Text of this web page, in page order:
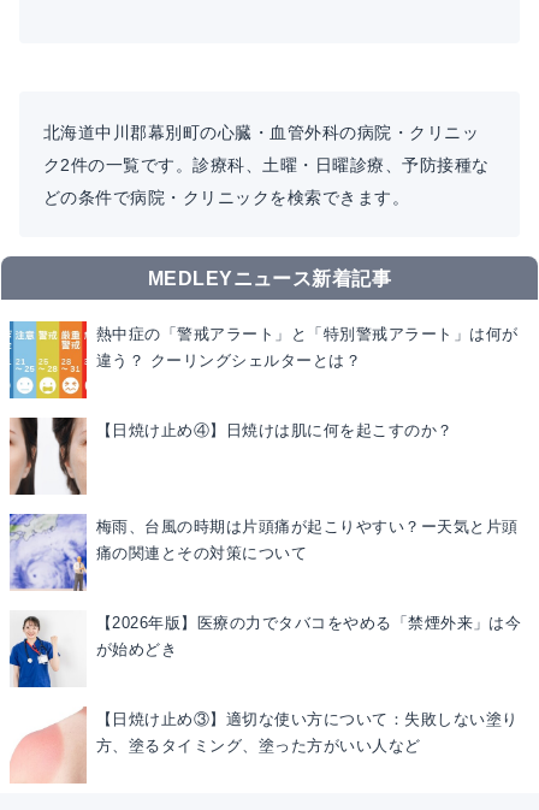
北海道中川郡幕別町の心臓・血管外科の病院・クリニッ
ク2件の一覧です。診療科、土曜・日曜診療、予防接種な
どの条件で病院・クリニックを検索できます。
MEDLEYニュース新着記事
熱中症の「警戒アラート」と「特別警戒アラート」は何が
違う？ クーリングシェルターとは？
【日焼け止め④】日焼けは肌に何を起こすのか？
梅雨、台風の時期は片頭痛が起こりやすい？ー天気と片頭
痛の関連とその対策について
【2026年版】医療の力でタバコをやめる「禁煙外来」は今
が始めどき
【日焼け止め③】適切な使い方について：失敗しない塗り
方、塗るタイミング、塗った方がいい人など